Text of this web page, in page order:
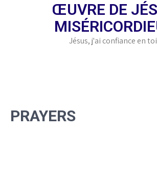
ŒUVRE DE
Jésus, j'ai confiance en
PRAYERS